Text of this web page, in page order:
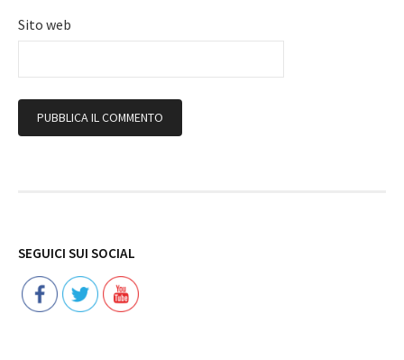
Sito web
SEGUICI SUI SOCIAL